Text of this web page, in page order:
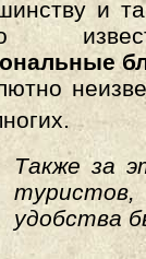
и
Также за
удобства